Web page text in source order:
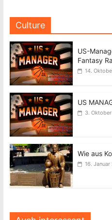
Culture
US-
Fantasy
14.
US
3.
Wie aus
16.